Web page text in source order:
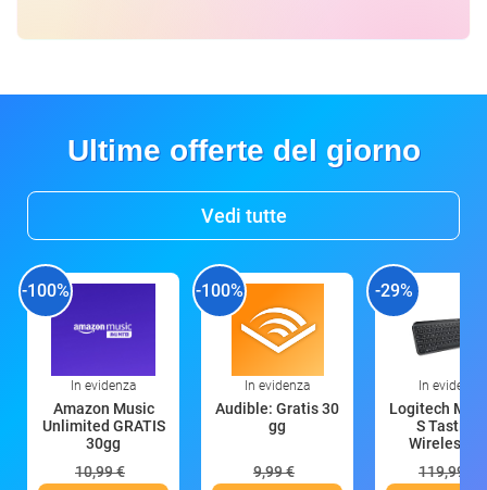
Ultime offerte del giorno
Vedi tutte
-100%
In evidenza
Amazon Music
Unlimited GRATIS
30gg
10,99 €
-100%
In evidenza
Audible: Gratis 30
gg
9,99 €
-29%
In evidenza
Logitech MX
S Tastiera
Wireless
119,99 €